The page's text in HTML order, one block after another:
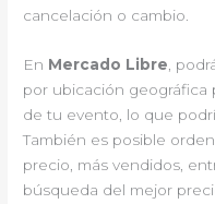
cancelación o cambio.
En Mercado Libre ,
por ubicación geográfica
de tu evento, lo que
También es posible
precio, más vendidos,
búsqueda del mejor